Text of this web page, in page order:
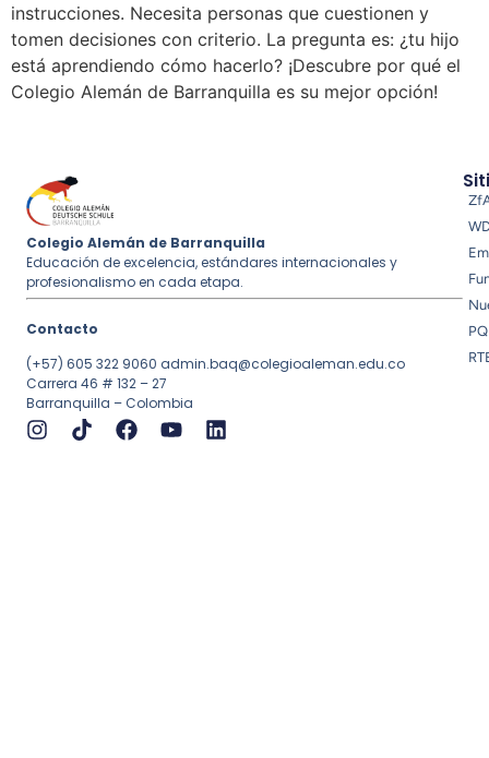
instrucciones. Necesita personas que cuestionen y
tomen decisiones con criterio. La pregunta es: ¿tu hijo
está aprendiendo cómo hacerlo? ¡Descubre por qué el
Colegio Alemán de Barranquilla es su mejor opción!
Colegio Alemán de Barranquilla
Educación de excelencia, estándares internacionales y
profesionalismo en cada etapa.
Contacto
(+57) 605 322 9060 admin.baq@colegioaleman.edu.co
Carrera 46 # 132 – 27
Barranquilla – Colombia